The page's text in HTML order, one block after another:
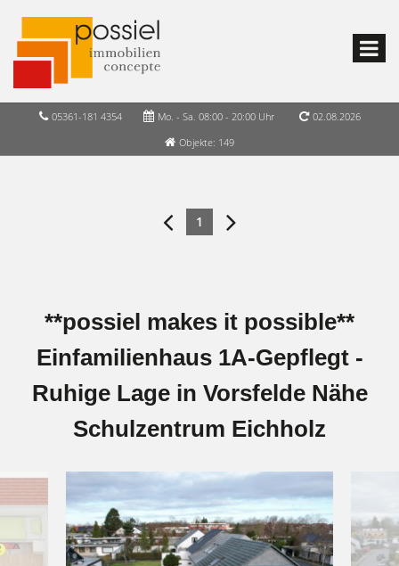
05361-181 4354 Mo. - Sa. 08:00 - 20:00 Uhr
02.08.2026
Objekte: 149
1
**possiel makes it possible**
Einfamilienhaus 1A-Gepflegt -
Ruhige Lage in Vorsfelde Nähe
Schulzentrum Eichholz